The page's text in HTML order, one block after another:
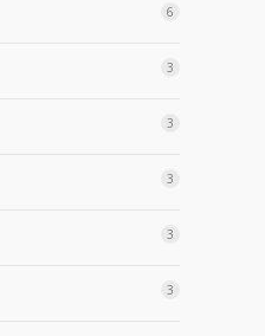
6
3
3
3
3
3